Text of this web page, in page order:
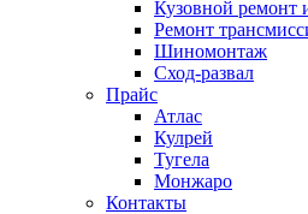
Кузовной ремонт
Ремонт
Шиномонтаж
Сход-развал
Прайс
Атлас
Кулрей
Тугела
Монжаро
Контакты